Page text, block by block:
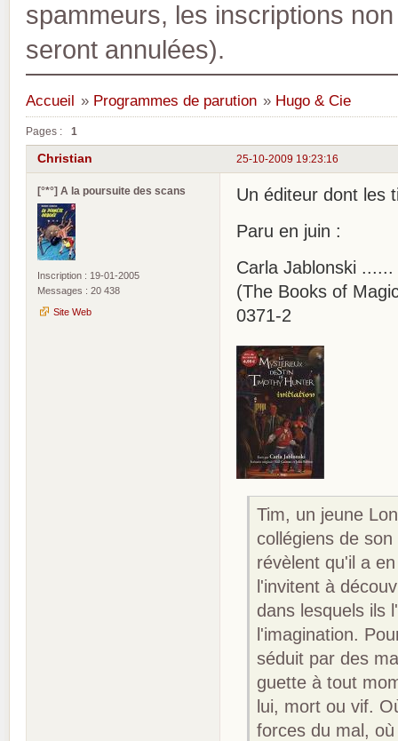
spammeurs, les inscriptions
seront annulées).
Accueil » Programmes de parution » Hugo & Cie
Pages : 1
25-10-2009 19:23:16
Christian
[°*°] A la poursuite des scans
Inscription : 19-01-2005
Messages : 20 438
Site Web
Un éditeur dont les
Paru en juin :
Carla Jablonski
(The Books of
0371-2
Tim, un jeune
collégiens de
révèlent qu'il a
l'invitent à
dans lesquels ils
l'imagination.
séduit par des
guette à tout
lui, mort ou vif.
forces du mal,